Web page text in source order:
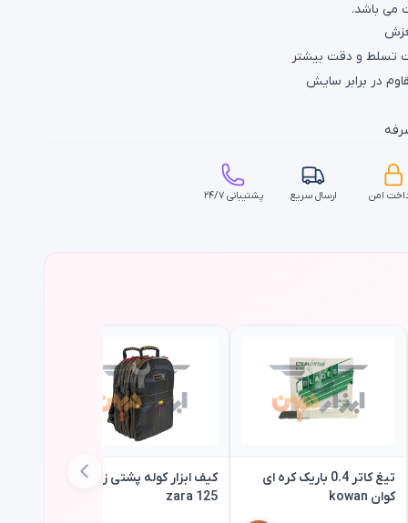
می باشد.
تسلط و دقت بیشتر
در برابر سایش
امن ارسال سریع پشتیبانی ۲۴/۷
تیغ کاتر 0.4 باریک کره ای
کوان kowan
کیف ابزار کوله پشتی زارا مدل
125 zara